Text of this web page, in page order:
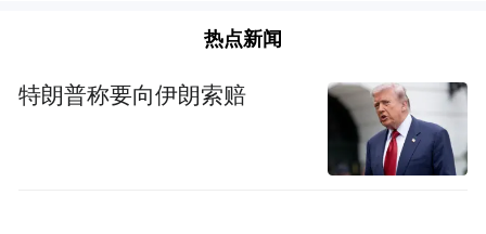
热点新闻
特朗普称要向伊朗索赔